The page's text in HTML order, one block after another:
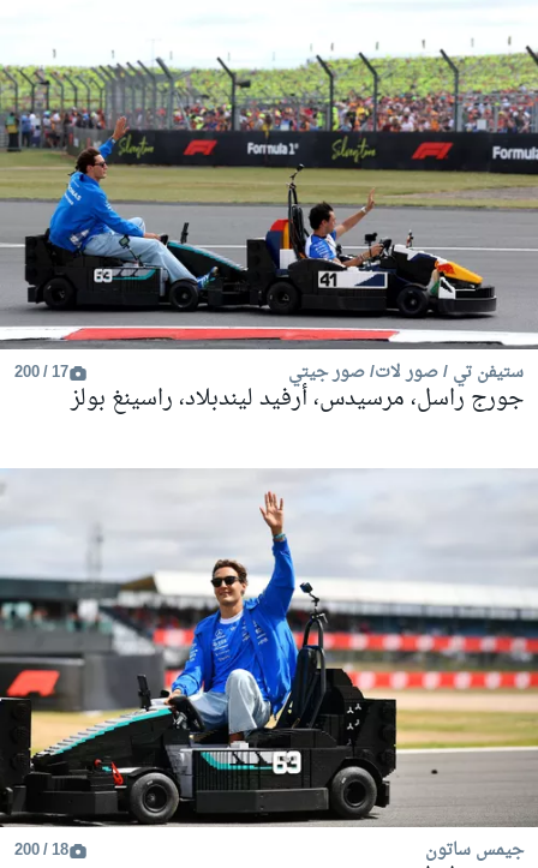
ستيفن تي / صور لات/ صور جيتي 17 / 200
جورج راسل، مرسيدس، أرفيد ليندبلاد، راسينغ بولز
جيمس ساتون 18 / 200